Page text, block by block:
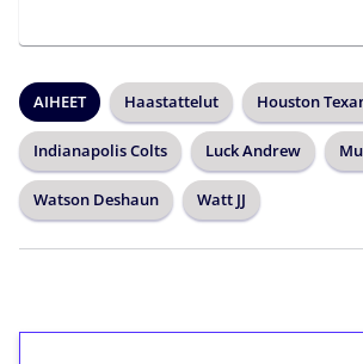
AIHEET Haastattelut Houston
Indianapolis Colts Luck Andrew
Watson Deshaun Watt JJ